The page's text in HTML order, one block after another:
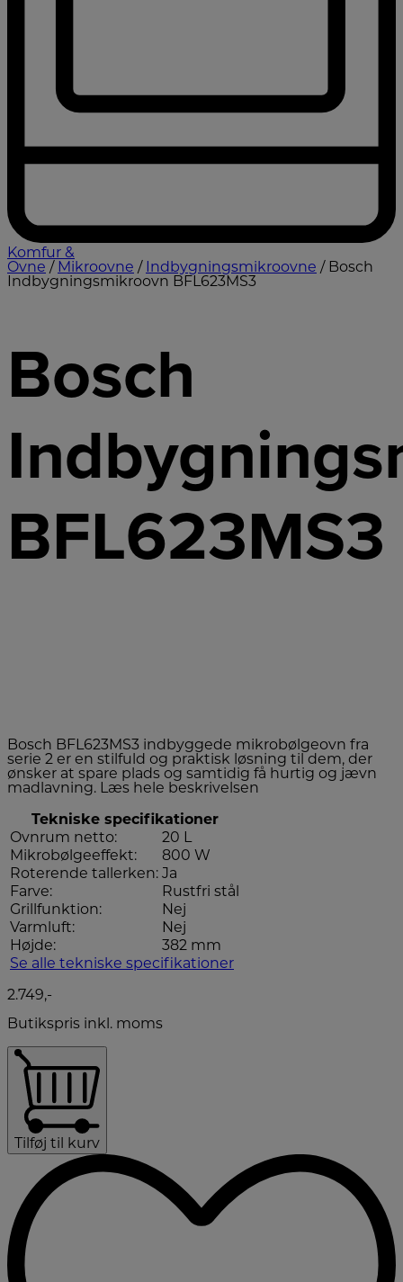
Komfur &
Ovne / Mikroovne / Indbygningsmikroovne / Bosch
Indbygningsmikroovn BFL623MS3
Bosch
BFL623MS3
Bosch BFL623MS3 indbyggede mikrobølgeovn fra
serie 2 er en stilfuld og praktisk løsning til dem, der
ønsker at spare plads og samtidig få hurtig og jævn
madlavning. Læs hele beskrivelsen
Tekniske specifikationer
Ovnrum netto:
20 L
Mikrobølgeeffekt:
800 W
Roterende tallerken: Ja
Farve:
Rustfri stål
Grillfunktion:
Nej
Varmluft:
Nej
Højde:
382 mm
Se alle tekniske specifikationer
2.749,-
Butikspris inkl. moms
Tilføj til kurv